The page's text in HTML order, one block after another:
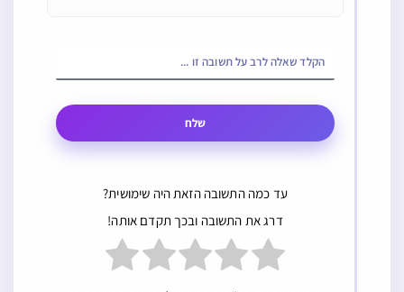
שלח
עד כמה התשובה הזאת היה שימושית?
דרג את התשובה ובכך תקדם אותה!